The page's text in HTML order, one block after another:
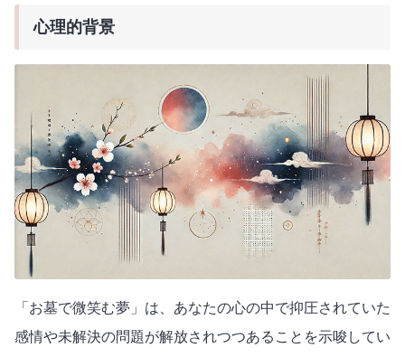
心理的背景
「お墓で微笑む夢」は、あなたの心の中で抑圧されていた
感情や未解決の問題が解放されつつあることを示唆してい